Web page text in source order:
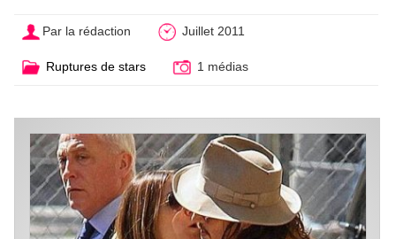
Par la rédaction Juillet 2011
Ruptures de stars 1 médias